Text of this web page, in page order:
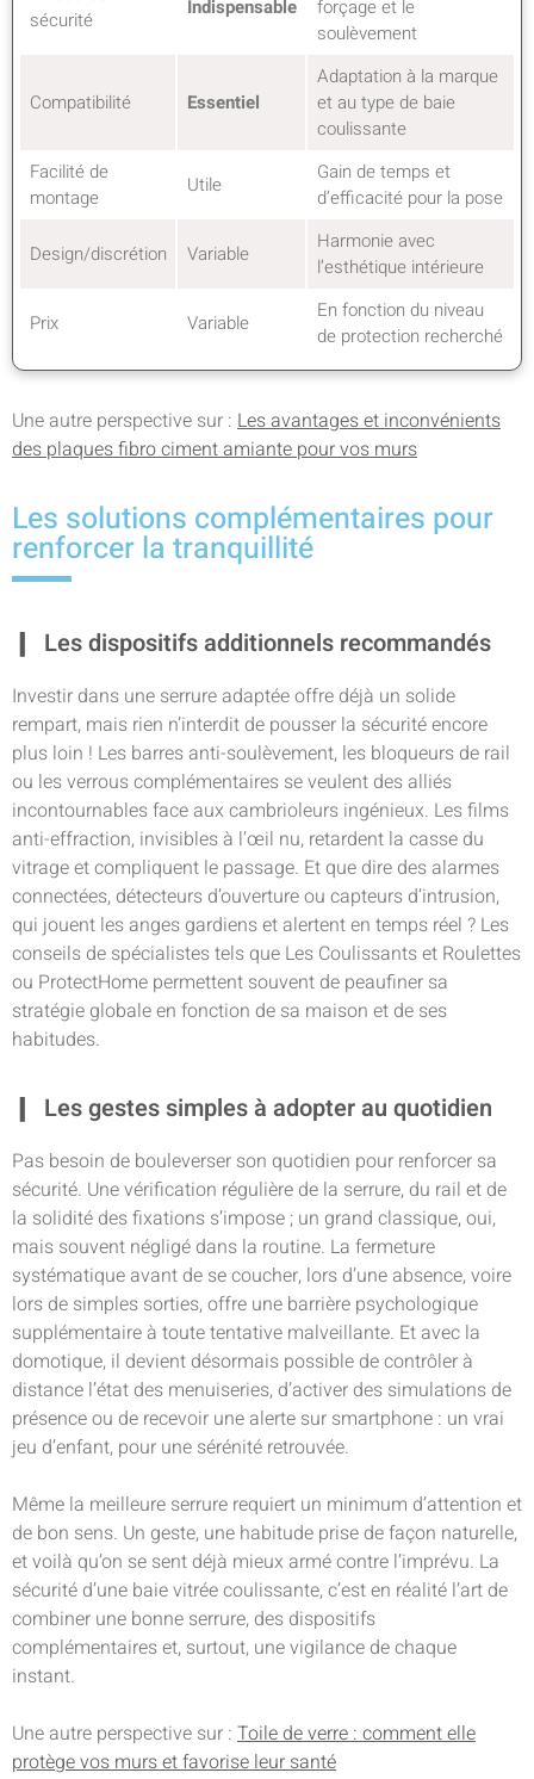
sécurité
Indispensable
forçage et le
soulèvement
Compatibilité Essentiel
Adaptation à la marque
et au type de baie
coulissante
Facilité de
montage
Utile
Gain de temps et
d’efficacité pour la pose
Design/discrétion Variable
Harmonie avec
l’esthétique intérieure
Prix Variable
En fonction du niveau
de protection recherché
Une autre perspective sur : Les avantages et inconvénients
des plaques fibro ciment amiante pour vos murs
Les solutions complémentaires pour
renforcer la tranquillité
Les dispositifs additionnels recommandés
Investir dans une serrure adaptée offre déjà un solide
rempart, mais rien n’interdit de pousser la sécurité encore
plus loin ! Les barres anti-soulèvement, les bloqueurs de rail
ou les verrous complémentaires se veulent des alliés
incontournables face aux cambrioleurs ingénieux. Les films
anti-effraction, invisibles à l’œil nu, retardent la casse du
vitrage et compliquent le passage. Et que dire des alarmes
connectées, détecteurs d’ouverture ou capteurs d’intrusion,
qui jouent les anges gardiens et alertent en temps réel ? Les
conseils de spécialistes tels que Les Coulissants et Roulettes
ou ProtectHome permettent souvent de peaufiner sa
stratégie globale en fonction de sa maison et de ses
habitudes.
Les gestes simples à adopter au quotidien
Pas besoin de bouleverser son quotidien pour renforcer sa
sécurité. Une vérification régulière de la serrure, du rail et de
la solidité des fixations s’impose ; un grand classique, oui,
mais souvent négligé dans la routine. La fermeture
systématique avant de se coucher, lors d’une absence, voire
lors de simples sorties, offre une barrière psychologique
supplémentaire à toute tentative malveillante. Et avec la
domotique, il devient désormais possible de contrôler à
distance l’état des menuiseries, d’activer des simulations de
présence ou de recevoir une alerte sur smartphone : un vrai
jeu d’enfant, pour une sérénité retrouvée.
Même la meilleure serrure requiert un minimum d’attention et
de bon sens. Un geste, une habitude prise de façon naturelle,
et voilà qu’on se sent déjà mieux armé contre l’imprévu. La
sécurité d’une baie vitrée coulissante, c’est en réalité l’art de
combiner une bonne serrure, des dispositifs
complémentaires et, surtout, une vigilance de chaque
instant.
Une autre perspective sur : Toile de verre : comment elle
protège vos murs et favorise leur santé